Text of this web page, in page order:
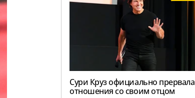
Сури Круз официально прервала
отношения со своим отцом